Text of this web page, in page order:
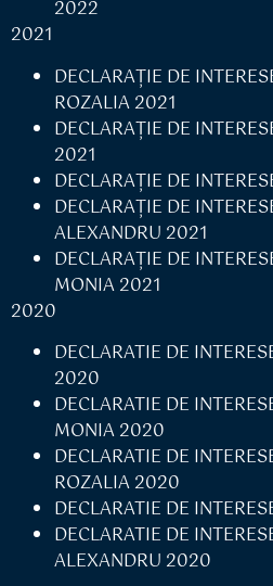
2022
2021
DECLARAŢIE DE
ROZALIA 2021
DECLARAŢIE DE
2021
DECLARAŢIE DE
DECLARAŢIE DE
ALEXANDRU 2021
DECLARAŢIE DE
MONIA 2021
2020
DECLARATIE DE
2020
DECLARATIE DE
MONIA 2020
DECLARATIE DE
ROZALIA 2020
DECLARATIE DE
DECLARATIE DE
ALEXANDRU 2020